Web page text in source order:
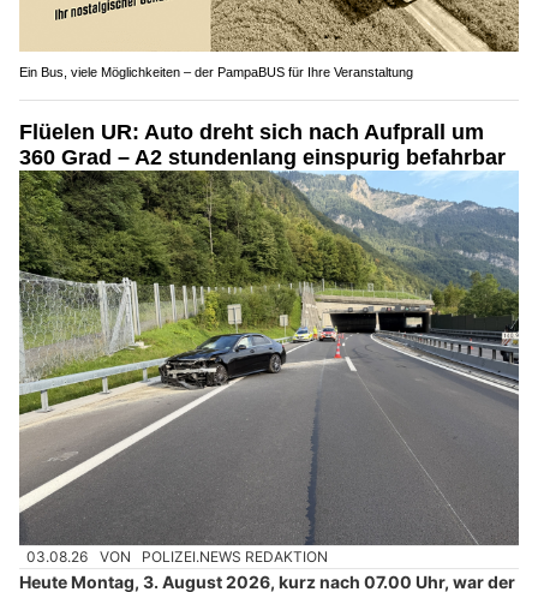
Ein Bus, viele Möglichkeiten – der PampaBUS für Ihre Veranstaltung
Flüelen UR: Auto dreht sich nach Aufprall um
360 Grad – A2 stundenlang einspurig befahrbar
03.08.26 VON POLIZEI.NEWS REDAKTION
Heute Montag, 3. August 2026, kurz nach 07.00 Uhr, war der